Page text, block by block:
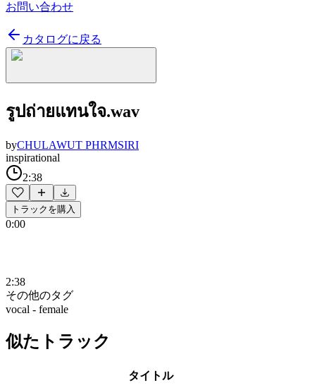
お問い合わせ
カタログに戻る
รูปถ่ายแทนใจ.wav
byCHULAWUT PHRMSIRI
inspirational
2:38
トラックを購入
0:00
2:38
その他のタグ
vocal - female
似たトラック
タイトル